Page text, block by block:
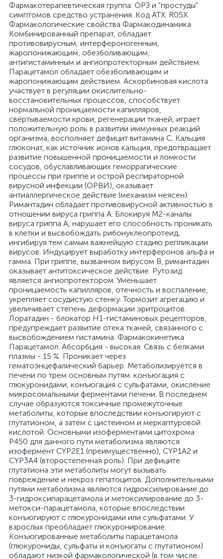
Фармакотерапевтическая группа: ОРЗ и "простуды"
симптомов средство устранения. Код ATX: R05X
Фармакологические свойства Фармакодинамика
Комбинированный препарат, обладает
противовирусным, интерфероногенным,
жаропонижающим, обезболивающим,
антигистаминным и ангиопротекторным действием.
Парацетамол обладает обезболивающим и
жаропонижающим действием. Аскорбиновая кислота
участвует в регуляции окислительно-
восстановительных процессов, способствует
нормальной проницаемости капилляров,
свёртываемости крови, регенерации тканей, играет
положительную роль в развитии иммунных реакций
организма, восполняет дефицит витамина С. Кальция
глюконат, как источник ионов кальция, предотвращает
развитие повышенной проницаемости и ломкости
сосудов, обуславливающих геморрагические
процессы при гриппе и острой респираторной
вирусной инфекции (ОРВИ), оказывает
антиаллергическое действие (механизм неясен).
Римантадин обладает противовирусной активностью в
отношении вируса гриппа А. Блокируя М2-каналы
вируса гриппа А, нарушает его способность проникать
в клетки и высвобождать рибонуклеопротеид,
ингибируя тем самым важнейшую стадию репликации
вирусов. Индуцирует выработку интерферонов альфа и
гамма. При гриппе, вызванном вирусом В, римантадин
оказывает антитоксическое действие. Рутозид
является ангиопротектором. Уменьшает
проницаемость капилляров, отечность и воспаление,
укрепляет сосудистую стенку. Тормозит агрегацию и
увеличивает степень деформации эритроцитов.
Лоратадин - блокатор Н1-гистаминовых рецепторов,
предупреждает развитие отека тканей, связанного с
высвобождением гистамина. Фармакокинетика
Парацетамол. Абсорбция - высокая. Связь с белками
плазмы - 15 %. Проникает через
гематоэнцефалический барьер. Метаболизируется в
печени по трем основным путям: конъюгация с
глюкуронидами, конъюгация с сульфатами, окисление
микросомальными ферментами печени. В последнем
случае образуются токсичные промежуточные
метаболиты, которые впоследствии конъюгируют с
глутатионом, а затем с цистеином и меркаптуровой
кислотой. Основными изоферментами цитохрома
Р450 для данного пути метаболизма являются
изофермент CYP2E1 (преимущественно), CYP1A2 и
CYP3A4 (второстепенная роль). При дефиците
глутатиона эти метаболиты могут вызывать
повреждение и некроз гепатоцитов. Дополнительными
путями метаболизма являются гидроксилирование до
3-гидроксипарацетамола и метоксилирование до 3-
метокси-парацетамола, которые впоследствии
конъюгируют с глюкуронидами или сульфатами. У
взрослых преобладает глюкуронирование.
Конъюгированные метаболиты парацетамола
(глюкурониды, сульфаты и конъюгаты с глутатионом)
обладают низкой фармакологической (в том числе